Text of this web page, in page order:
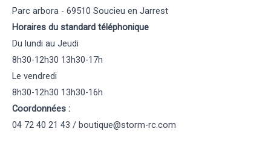
Parc arbora - 69510 Soucieu en Jarrest
Horaires du standard téléphonique
Du lundi au Jeudi
8h30-12h30 13h30-17h
Le vendredi
8h30-12h30 13h30-16h
Coordonnées :
04 72 40 21 43 / boutique@storm-rc.com